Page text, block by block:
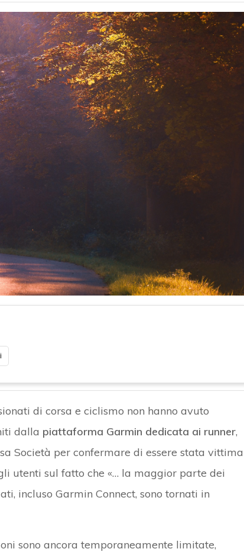
di corsa e ciclismo non hanno avuto
dalla piattaforma Garmin dedicata ai runner,
Società per confermare di essere stata vittima
utenti sul fatto che «… la maggior parte dei
incluso Garmin Connect, sono tornati in
sono ancora temporaneamente limitate,
News, attualità e analisi Cyber sicurezza e privacy